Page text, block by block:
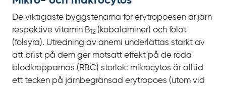
De viktigaste byggstenarna för erytropoesen är järn
respektive vitamin B 12 (kobalaminer) och folat
(folsyra). Utredning av anemi underlättas starkt av
att brist på dem ger motsatt effekt på de röda
blodkropparnas (RBC) storlek: mikrocytos är alltid
ett tecken på järnbegränsad erytropoes (utom vid